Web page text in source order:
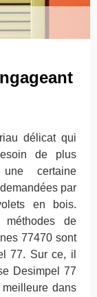
délicat qui
de plus
certaine
par
en bois.
méthodes de
77470 sont
77. Sur ce, il
Desimpel 77
dans